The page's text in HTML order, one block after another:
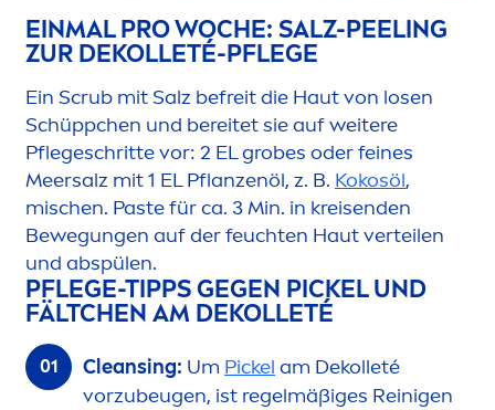
EINMAL PRO WOCHE: SALZ-PEELING
ZUR DEKOLLETÉ-PFLEGE
Ein Scrub mit Salz befreit die Haut von losen
Schüppchen und bereitet sie auf weitere
Pflegeschritte vor: 2 EL grobes oder feines
Meersalz mit 1 EL Pflanzenöl, z. B. Kokosöl,
mischen. Paste für ca. 3 Min. in kreisenden
Bewegungen auf der feuchten Haut verteilen
und abspülen.
PFLEGE-TIPPS GEGEN PICKEL UND
FÄLTCHEN AM DEKOLLETÉ
Cleansing: Um Pickel am Dekolleté
vorzubeugen, ist regelmäßiges Reinigen